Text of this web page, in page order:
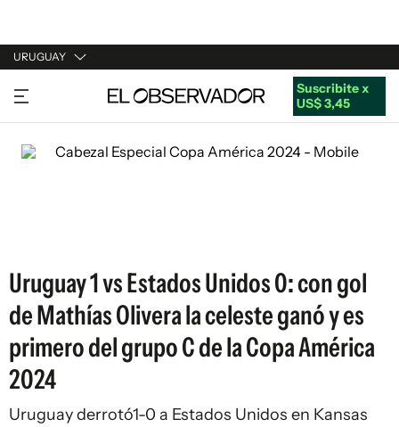
URUGUAY
URUGUAY
ARGENTINA
ESPAÑA
Suscribite x
US$ 3,45
Uruguay 1 vs Estados Unidos 0: con gol
de Mathías Olivera la celeste ganó y es
primero del grupo C de la Copa América
2024
Uruguay derrotó1-0 a Estados Unidos en Kansas